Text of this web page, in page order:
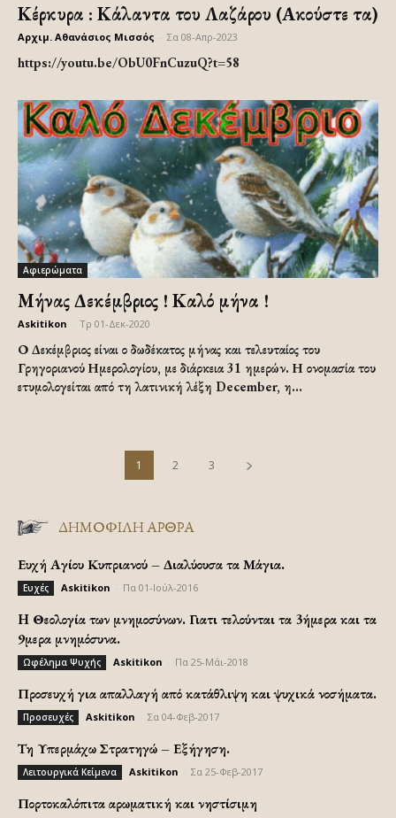
Κέρκυρα : Κάλαντα του Λαζάρου (Ακούστε τα)
Αρχιμ. Αθανάσιος Μισσός Σα 08-Απρ-2023
https://youtu.be/ObU0FnCuzuQ?t=58
Αφιερώματα
Μήνας Δεκέμβριος ! Καλό μήνα !
Askitikon Τρ 01-Δεκ-2020
Ο Δεκέμβριος είναι ο δωδέκατος μήνας και τελευταίος του
Γρηγοριανού Ημερολογίου, με διάρκεια 31 ημερών. Η ονομασία του
ετυμολογείται από τη λατινική λέξη December, η...
1 2 3
ΔΗΜΟΦΙΛΗ ΑΡΘΡΑ
Ευχή Αγίου Κυπριανού – Διαλύουσα τα Μάγια.
Ευχές Askitikon Πα 01-Ιούλ-2016
H Θεολογία των μνημοσύνων. Γιατι τελούνται τα 3ήμερα και τα
9μερα μνημόσυνα.
Ωφέλημα Ψυχής Askitikon Πα 25-Μάι-2018
Προσευχή για απαλλαγή από κατάθλιψη και ψυχικά νοσήματα.
Προσευχές Askitikon Σα 04-Φεβ-2017
Τη Υπερμάχω Στρατηγώ – Εξήγηση.
Λειτουργικά Κείμενα Askitikon Σα 25-Φεβ-2017
Πορτοκαλόπιτα αρωματική και νηστίσιμη